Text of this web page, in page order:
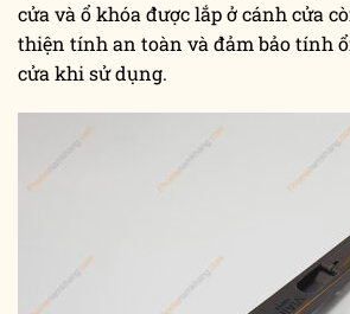
cửa và ổ khóa được lắp ở cánh cửa
thiện tính an toàn và đảm bảo tính
cửa khi sử dụng.